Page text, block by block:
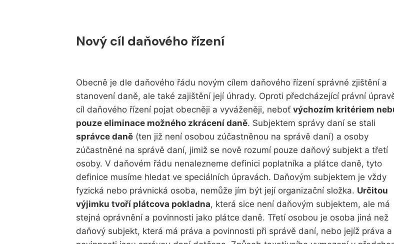
Nový cíl daňového řízení
Obecně je dle daňového řádu novým cílem daňového řízení správné zjištění a
stanovení daně, ale také zajištění její úhrady. Oproti předcházející právní
cíl daňového řízení pojat obecněji a vyváženěji, neboť výchozím kritériem
pouze eliminace možného zkrácení daně. Subjektem správy daní se stali
správce daně (ten již není osobou zúčastněnou na správě daní) a osoby
zúčastněné na správě daní, jimiž se nově rozumí pouze daňový subjekt a třetí
osoby. V daňovém řádu nenalezneme definici poplatníka a plátce daně, tyto
definice musíme hledat ve speciálních úpravách. Daňovým subjektem je vždy
fyzická nebo právnická osoba, nemůže jím být její organizační složka. Určitou
výjimku tvoří plátcova pokladna, která sice není daňovým subjektem, ale má
stejná oprávnění a povinnosti jako plátce daně. Třetí osobou je osoba jiná než
daňový subjekt, která má práva a povinnosti při správě daní, nebo jejíž práva a